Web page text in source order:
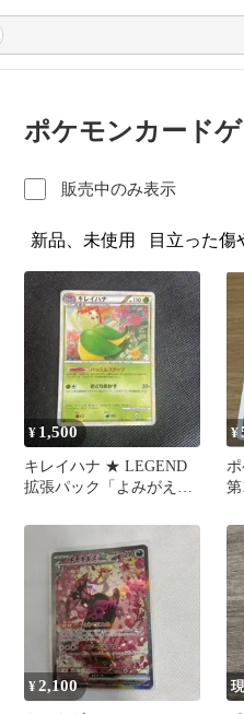
ポケモンカード
販売中のみ表示
新品、未使用 目立った傷
¥ 1,500
キレイハナ ★ LEGEND
拡張パック「よみがえる
¥
第
¥2,100